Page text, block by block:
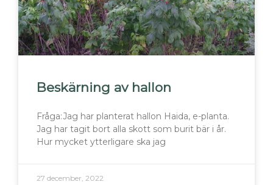
Beskärning av hallon
Fråga:Jag har planterat hallon Haida, e-planta.
Jag har tagit bort alla skott som burit bär i år.
Hur mycket ytterligare ska jag
27 december, 2022